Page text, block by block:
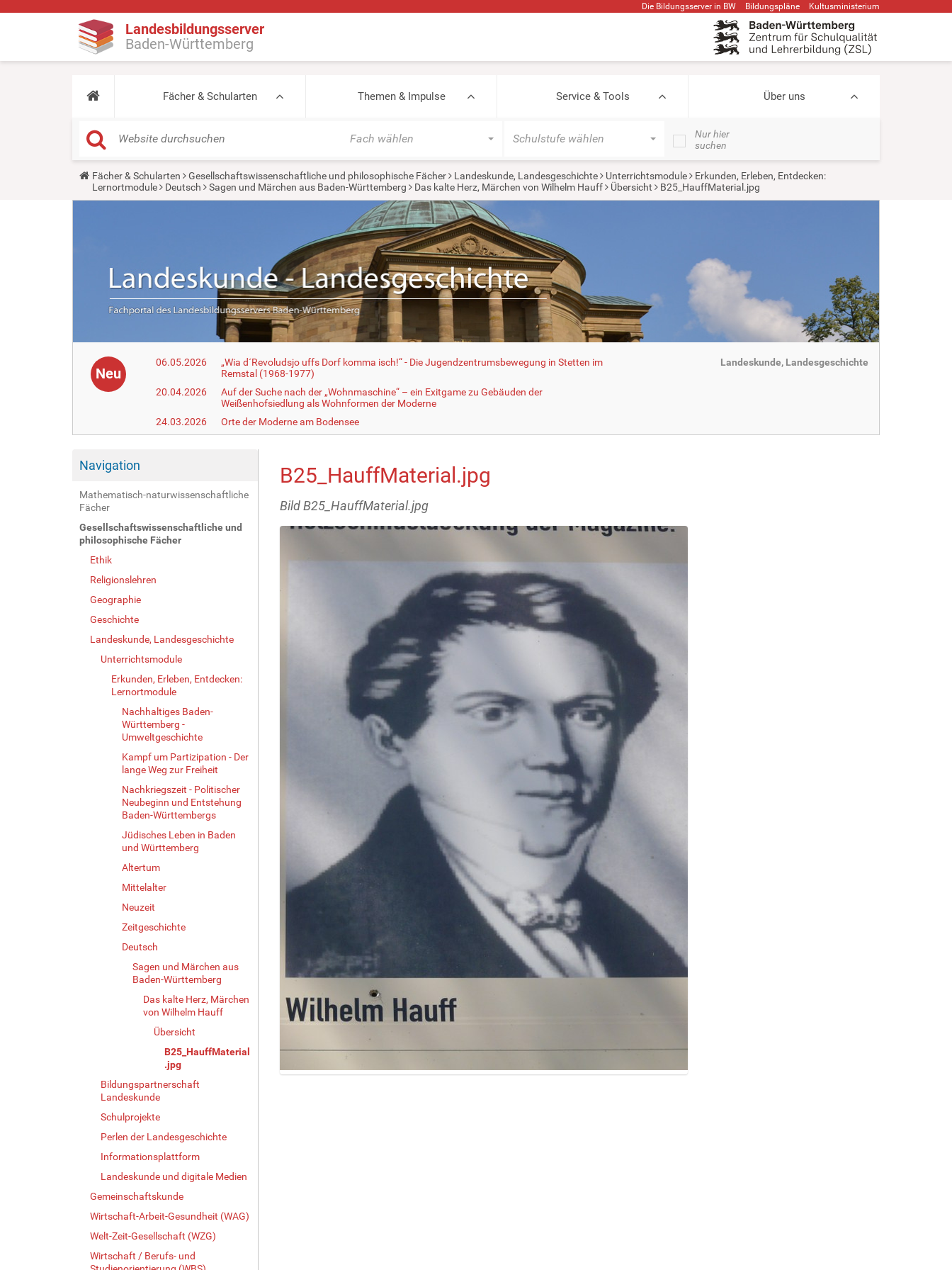
Die Bildungsserver in BW Bildungspläne Kultusministerium
Landesbildungsserver
Baden-Württemberg
Fächer & Schularten Themen & Impulse Service & Tools Über uns
Fach wählen Schulstufe wählen
Nur hier
suchen
Y
u
Fächer & Schularten Gesellschaftswissenschaftliche und philosophische Fächer Landeskunde, Landesgeschichte Unterrichtsmodule
Erkunden, Erleben, Entdecken:
Lernortmodule
Deutsch Sagen und Märchen aus Baden-Württemberg Das kalte Herz, Märchen von Wilhelm Hauff Übersicht B25_HauffMaterial.jpg
Neu
06.05.2026
„Wia d´Revoludsjo uffs Dorf komma isch!“ - Die Jugendzentrumsbewegung in Stetten im
Remstal (1968-1977)
20.04.2026
Auf der Suche nach der „Wohnmaschine“ – ein Exitgame zu Gebäuden der
Weißenhofsiedlung als Wohnformen der Moderne
24.03.2026
Orte der Moderne am Bodensee
Landeskunde, Landesgeschichte
Navigation
Mathematisch-naturwissenschaftliche
Fächer
Gesellschaftswissenschaftliche und
philosophische Fächer
Ethik
Religionslehren
Geographie
Geschichte
Landeskunde, Landesgeschichte
Unterrichtsmodule
Erkunden, Erleben, Entdecken:
Lernortmodule
Nachhaltiges Baden-
Württemberg -
Umweltgeschichte
Kampf um Partizipation - Der
lange Weg zur Freiheit
Nachkriegszeit - Politischer
Neubeginn und Entstehung
Baden-Württembergs
Jüdisches Leben in Baden
und Württemberg
Altertum
Mittelalter
Neuzeit
Zeitgeschichte
Deutsch
Sagen und Märchen aus
Baden-Württemberg
Das kalte Herz, Märchen
von Wilhelm Hauff
Übersicht
B25_HauffMaterial
.jpg
Bildungspartnerschaft
Landeskunde
Schulprojekte
Perlen der Landesgeschichte
Informationsplattform
Landeskunde und digitale Medien
Gemeinschaftskunde
Wirtschaft-Arbeit-Gesundheit (WAG)
Welt-Zeit-Gesellschaft (WZG)
Wirtschaft / Berufs- und
B25_HauffMaterial.jpg
Bild B25_HauffMaterial.jpg